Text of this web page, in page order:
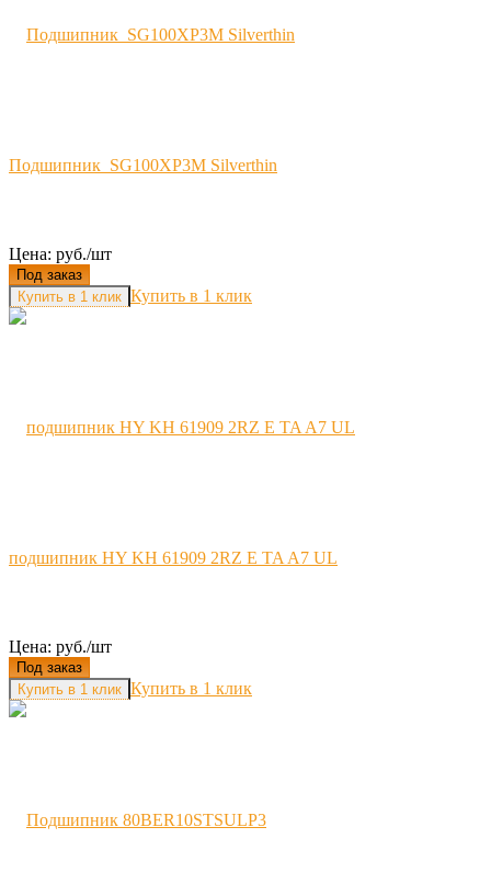
Подшипник SG100XP3M Silverthin
Цена: руб./шт
Под заказ
Купить в 1 клик
подшипник HY KH 61909 2RZ E TA A7 UL
Цена: руб./шт
Под заказ
Купить в 1 клик